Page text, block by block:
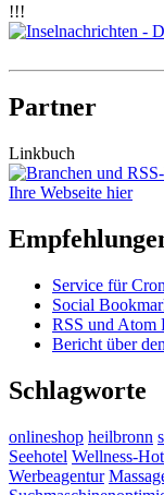
!!!
Partner
Linkbuch
Ihre Webseite hier
Service für
Social
RSS und Atom
Bericht über
Schlagworte
onlineshop heilbronn
Seehotel Wellness-
Werbeagentur